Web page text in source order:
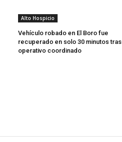
Alto Hospicio
Vehículo robado en El Boro fue
recuperado en solo 30 minutos tras
operativo coordinado